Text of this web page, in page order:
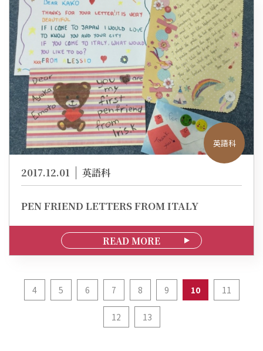
英語科
2017.12.01 英語科
PEN FRIEND LETTERS FROM ITALY
READ MORE
4 5 6 7 8 9 10 11
12 13